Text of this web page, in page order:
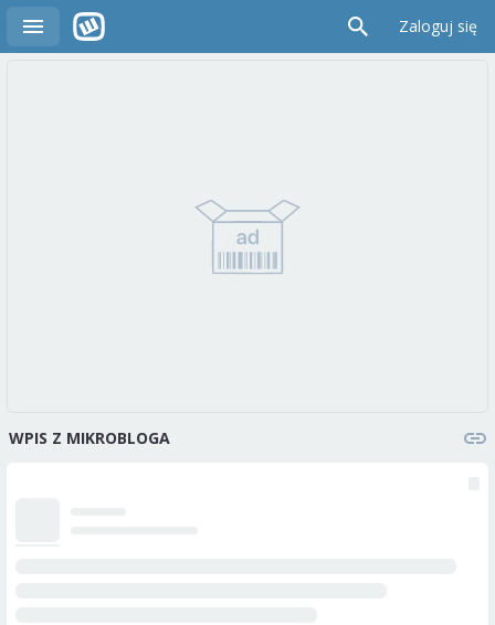
Zaloguj się
WPIS Z MIKROBLOGA